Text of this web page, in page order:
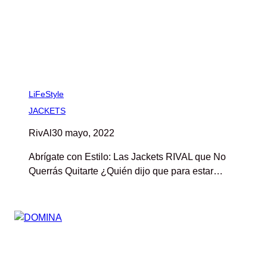
LiFeStyle
JACKETS
RivAl 30 mayo, 2022
Abrígate con Estilo: Las Jackets RIVAL que No
Querrás Quitarte ¿Quién dijo que para estar…